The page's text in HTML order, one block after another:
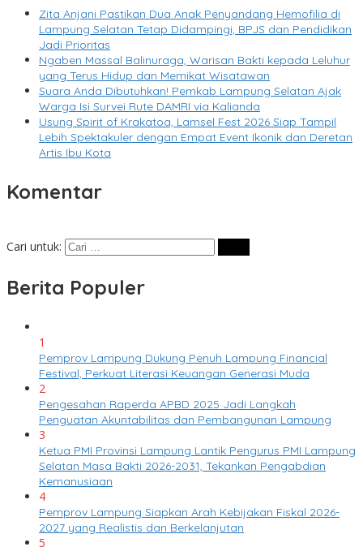
Zita Anjani Pastikan Dua Anak Penyandang Hemofilia di
Lampung Selatan Tetap Didampingi, BPJS dan Pendidikan
Jadi Prioritas
Ngaben Massal Balinuraga, Warisan Bakti kepada Leluhur
yang Terus Hidup dan Memikat Wisatawan
Suara Anda Dibutuhkan! Pemkab Lampung Selatan Ajak
Warga Isi Survei Rute DAMRI via Kalianda
Usung Spirit of Krakatoa, Lamsel Fest 2026 Siap Tampil
Lebih Spektakuler dengan Empat Event Ikonik dan Deretan
Artis Ibu Kota
Komentar
Cari untuk:
Berita Populer
1
Pemprov Lampung Dukung Penuh Lampung Financial
Festival, Perkuat Literasi Keuangan Generasi Muda
2
Pengesahan Raperda APBD 2025 Jadi Langkah
Penguatan Akuntabilitas dan Pembangunan Lampung
3
Ketua PMI Provinsi Lampung Lantik Pengurus PMI Lampung
Selatan Masa Bakti 2026-2031, Tekankan Pengabdian
Kemanusiaan
4
Pemprov Lampung Siapkan Arah Kebijakan Fiskal 2026-
2027 yang Realistis dan Berkelanjutan
5